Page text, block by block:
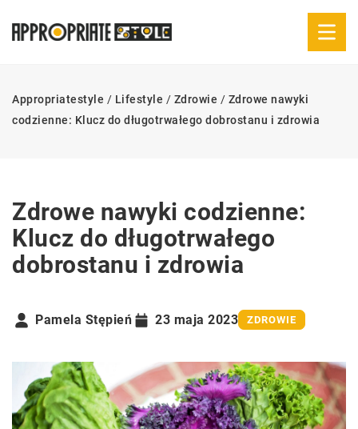
Appropriatestyle / Lifestyle / Zdrowie / Zdrowe nawyki
codzienne: Klucz do długotrwałego dobrostanu i zdrowia
Zdrowe nawyki codzienne:
Klucz do długotrwałego
dobrostanu i zdrowia
Pamela Stępień 23 maja 2023 ZDROWIE